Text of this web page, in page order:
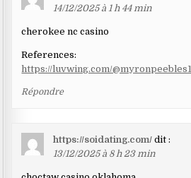
14/12/2025 à 1 h 44 min
cherokee nc casino
References:
https://luvwing.com/@myronpeebles1
Répondre
https://soidating.com/ dit :
13/12/2025 à 8 h 23 min